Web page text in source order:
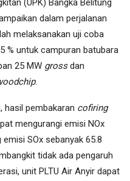
(UPK) Bangka Belitung
dalam perjalanan
melaksanakan uji coba
% untuk campuran batubara
25 MW grossdan
.
hasil pembakaran cofiring
mengurangi emisi NOx
SOx sebanyak 65.8
tidak ada pengaruh
unit PLTU Air Anyir dapat